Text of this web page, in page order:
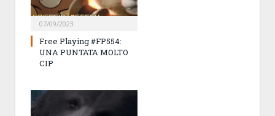
07/09/2023
Free Playing #FP554:
UNA PUNTATA MOLTO
CIP